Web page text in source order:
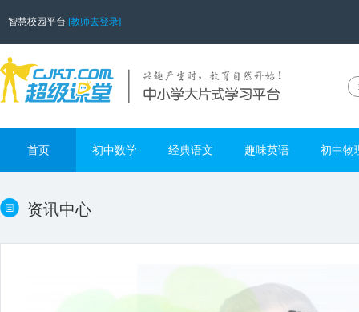
智慧校园平台 [教师去登录]
首页 初中数学 经典语文 趣味英语 初中物
资讯中心